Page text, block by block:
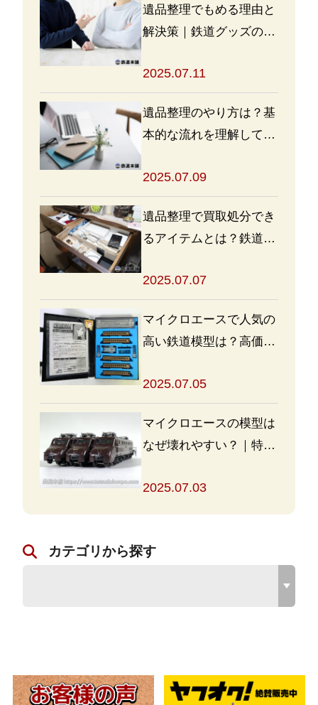
遺品整理でもめる理由と
解決策｜鉄道グッズの整
2025.07.11
遺品整理のやり方は？基
本的な流れを理解して買
めよう
2025.07.09
遺品整理で買取処分でき
るアイテムとは？鉄道グ
も
2025.07.07
マイクロエースで人気の
高い鉄道模型は？高価買
2025.07.05
マイクロエースの模型は
なぜ壊れやすい？｜特徴
2025.07.03
カテゴリから探す